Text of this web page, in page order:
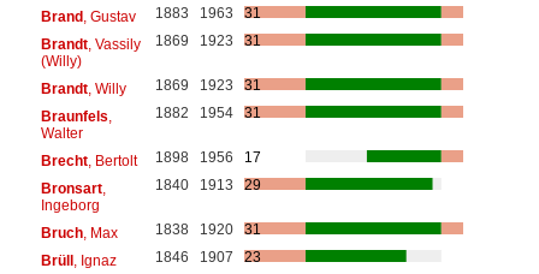
Brand, Gustav 1883 1963
31
Brandt, Vassily
(Willy)
1869 1923 31
Brandt, Willy 1869 1923
31
Braunfels
Walter
1882 1954 31
Brecht, Bertolt 1898 1956
17
Bronsart,
Ingeborg
1840 1913 29
Bruch, Max 1838 1920
31
Brüll, Ignaz 1846 1907
23